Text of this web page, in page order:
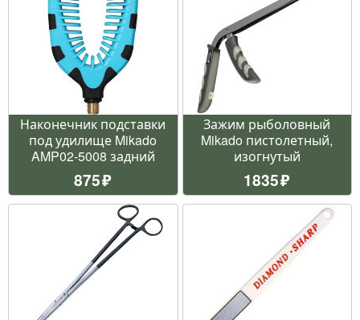
Наконечник подставки
под удилище Mikado
AMP02-5008 задний
875
Зажим рыболовный
Mikado пистолетный,
изогнутый
1835